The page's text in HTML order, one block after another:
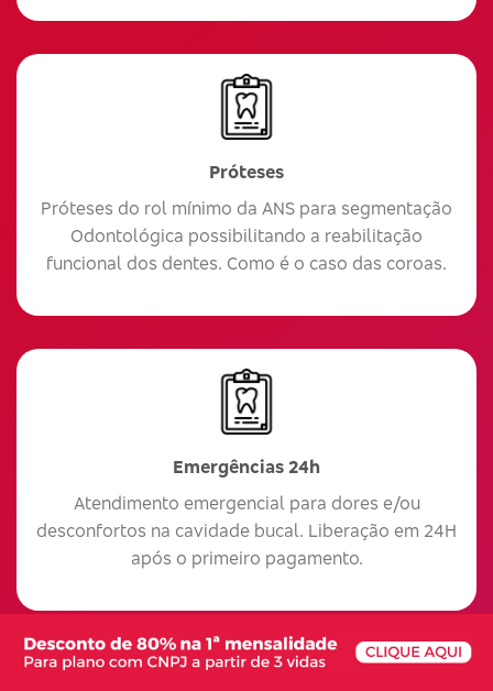
Próteses
Próteses do rol mínimo da ANS para segmentação
Odontológica possibilitando a reabilitação
funcional dos dentes. Como é o caso das coroas.
Emergências 24h
Atendimento emergencial para dores e/ou
desconfortos na cavidade bucal. Liberação em 24H
após o primeiro pagamento.